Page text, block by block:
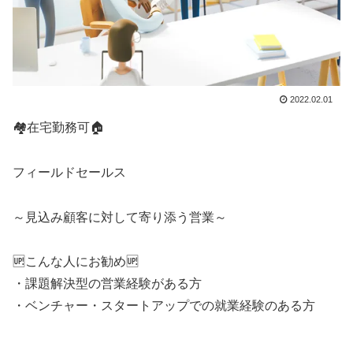
2022.02.01
🏘️在宅勤務可🏠️
フィールドセールス
～見込み顧客に対して寄り添う営業～
🆙こんな人にお勧め🆙
・課題解決型の営業経験がある方
・ベンチャー・スタートアップでの就業経験のある方